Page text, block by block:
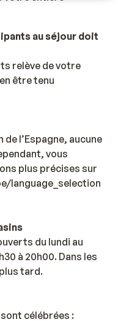
au séjour doit
relève de votre
être tenu
l’Espagne, aucune
vous
plus précises sur
language_selection
du lundi au
à 20h00. Dans les
tard.
célébrées :